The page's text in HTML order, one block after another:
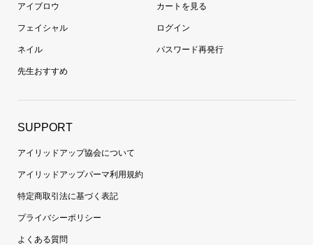
アイブロウ
フェイシャル
ネイル
先生おすすめ
カートを見る
ログイン
パスワード再発行
SUPPORT
アイリッドアップ協会について
アイリッドアップパーマ利用規約
特定商取引法に基づく表記
プライバシーポリシー
よくある質問